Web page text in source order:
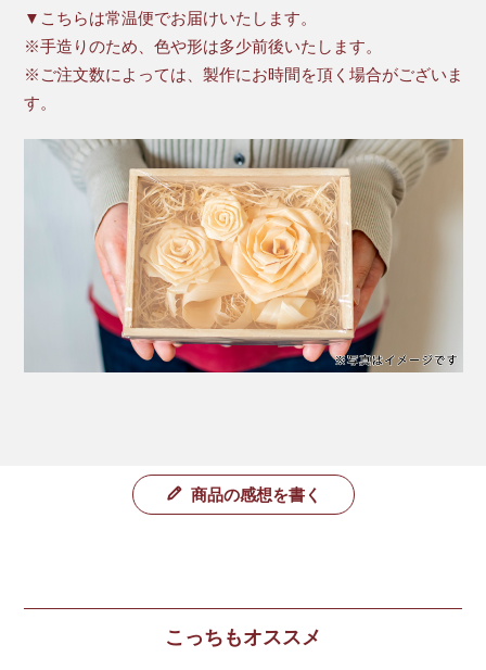
▼こちらは常温便でお届けいたします。
※手造りのため、色や形は多少前後いたします。
※ご注文数によっては、製作にお時間を頂く場合がございま
す。